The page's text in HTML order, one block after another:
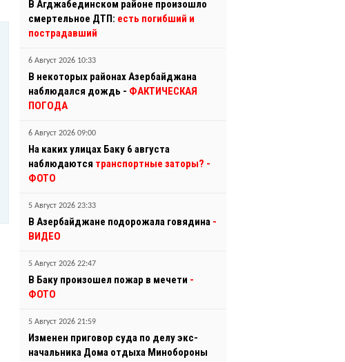
В Агджабединском районе произошло
смертельное ДТП: есть погибший и
пострадавший
6 Август 2026 10:33
В некоторых районах Азербайджана
наблюдался дождь - ФАКТИЧЕСКАЯ
ПОГОДА
6 Август 2026 09:00
На каких улицах Баку 6 августа
наблюдаются транспортные заторы? -
ФОТО
5 Август 2026 23:33
В Азербайджане подорожала говядина -
ВИДЕО
5 Август 2026 22:47
В Баку произошел пожар в мечети -
ФОТО
5 Август 2026 21:59
Изменен приговор суда по делу экс-
начальника Дома отдыха Минобороны